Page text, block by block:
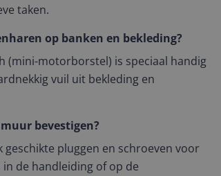
taken.
op banken en bekleding?
(mini-motorborstel) is speciaal handig
vuil uit bekleding en
bevestigen?
pluggen en schroeven voor
de handleiding of op de